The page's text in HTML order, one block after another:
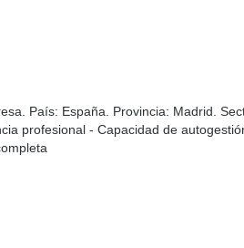
País: España. Provincia: Madrid.
profesional - Capacidad de